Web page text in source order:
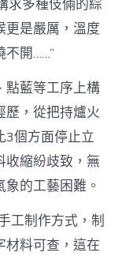
求多種伎倆的綜
更是嚴厲，溫度
不開……”
點藍等工序上構
歷，從把持爐火
3個方面停止立
收縮紛歧致，無
的工藝困難。
工制作方式，制
材料可查，這在